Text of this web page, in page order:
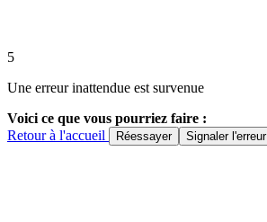
5
Une erreur inattendue est survenue
Voici ce que vous pourriez faire :
Retour à l'accueil
Réessayer Signaler l'erreur